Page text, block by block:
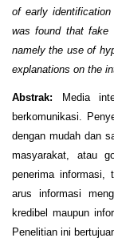
of early
was found that fake
namely the use of
explanations on the
Abstrak:
Media
berkomunikasi.
dengan mudah dan
masyarakat, atau
penerima informasi,
arus informasi
kredibel maupun
Penelitian ini